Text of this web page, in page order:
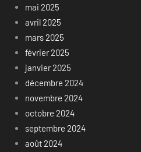
mai 2025
avril 2025
mars 2025
février 2025
janvier 2025
décembre 2024
novembre 2024
octobre 2024
septembre 2024
août 2024